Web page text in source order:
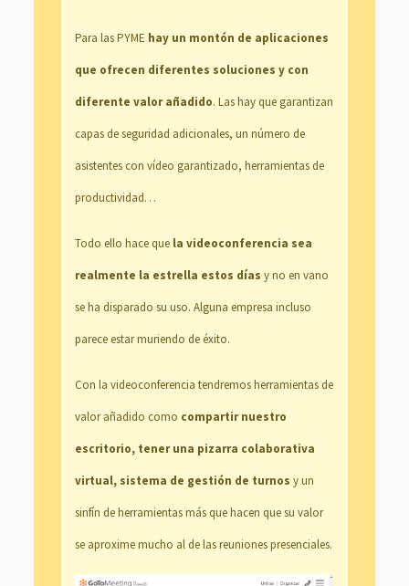
Para las PYME hay un montón de aplicaciones
que ofrecen diferentes soluciones y con
diferente valor añadido. Las hay que garantizan
capas de seguridad adicionales, un número de
asistentes con vídeo garantizado, herramientas de
productividad…
Todo ello hace que la videoconferencia sea
realmente la estrella estos días y no en vano
se ha disparado su uso. Alguna empresa incluso
parece estar muriendo de éxito.
Con la videoconferencia tendremos herramientas de
valor añadido como compartir nuestro
escritorio, tener una pizarra colaborativa
virtual, sistema de gestión de turnos y un
sinfín de herramientas más que hacen que su valor
se aproxime mucho al de las reuniones presenciales.